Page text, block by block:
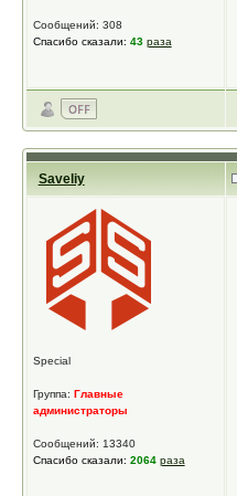
Сообщений: 308
Спасибо сказали: 43 раза
Saveliy
Special
Группа: Главные
администраторы
Сообщений: 13340
Спасибо сказали: 2064 раза